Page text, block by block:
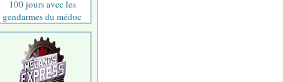
100 jours avec les
gendarmes du médoc